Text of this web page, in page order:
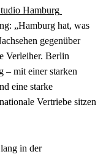
Hamburg
„Hamburg hat, was
gegenüber
Verleiher. Berlin
– mit einer starken
eine starke
Vertriebe sitzen
in der